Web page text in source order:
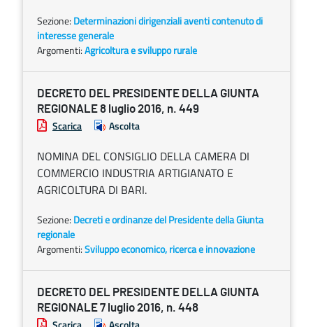
Sezione: Determinazioni dirigenziali aventi contenuto di
interesse generale
Argomenti:Agricoltura e sviluppo rurale
DECRETO DEL PRESIDENTE DELLA GIUNTA
REGIONALE 8 luglio 2016, n. 449
Scarica Ascolta
NOMINA DEL CONSIGLIO DELLA CAMERA DI
COMMERCIO INDUSTRIA ARTIGIANATO E
AGRICOLTURA DI BARI.
Sezione: Decreti e ordinanze del Presidente della Giunta
regionale
Argomenti:Sviluppo economico, ricerca e innovazione
DECRETO DEL PRESIDENTE DELLA GIUNTA
REGIONALE 7 luglio 2016, n. 448